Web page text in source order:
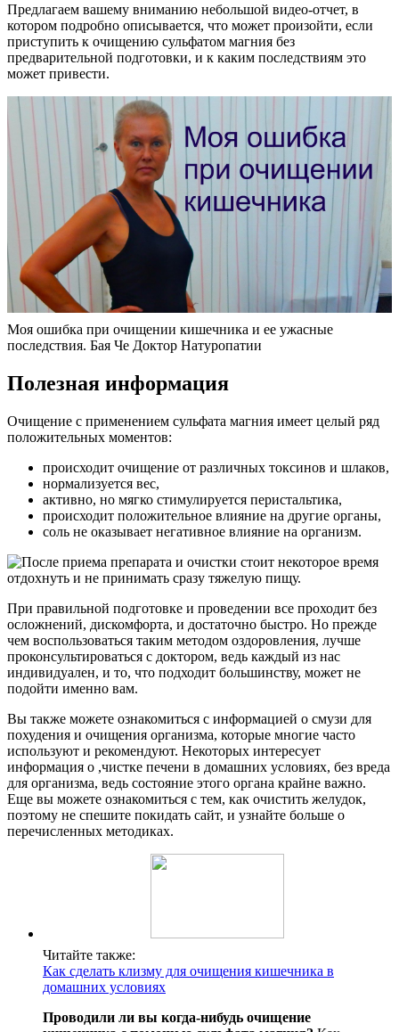
Предлагаем вашему вниманию небольшой видео-отчет, в
котором подробно описывается, что может произойти, если
приступить к очищению сульфатом магния без
предварительной подготовки, и к каким последствиям это
может привести.
Моя ошибка при очищении кишечника и ее ужасные
последствия. Бая Че Доктор Натуропатии
Полезная информация
Очищение с применением сульфата магния имеет целый ряд
положительных моментов:
происходит очищение от различных токсинов и шлаков,
нормализуется вес,
активно, но мягко стимулируется перистальтика,
происходит положительное влияние на другие органы,
соль не оказывает негативное влияние на организм.
При правильной подготовке и проведении все проходит без
осложнений, дискомфорта, и достаточно быстро. Но прежде
чем воспользоваться таким методом оздоровления, лучше
проконсультироваться с доктором, ведь каждый из нас
индивидуален, и то, что подходит большинству, может не
подойти именно вам.
Вы также можете ознакомиться с информацией о смузи для
похудения и очищения организма, которые многие часто
используют и рекомендуют. Некоторых интересует
информация о ,чистке печени в домашних условиях, без вреда
для организма, ведь состояние этого органа крайне важно.
Еще вы можете ознакомиться с тем, как очистить желудок,
поэтому не спешите покидать сайт, и узнайте больше о
перечисленных методиках.
Читайте также:
Как сделать клизму для очищения кишечника в
домашних условиях
Проводили ли вы когда-нибудь очищение